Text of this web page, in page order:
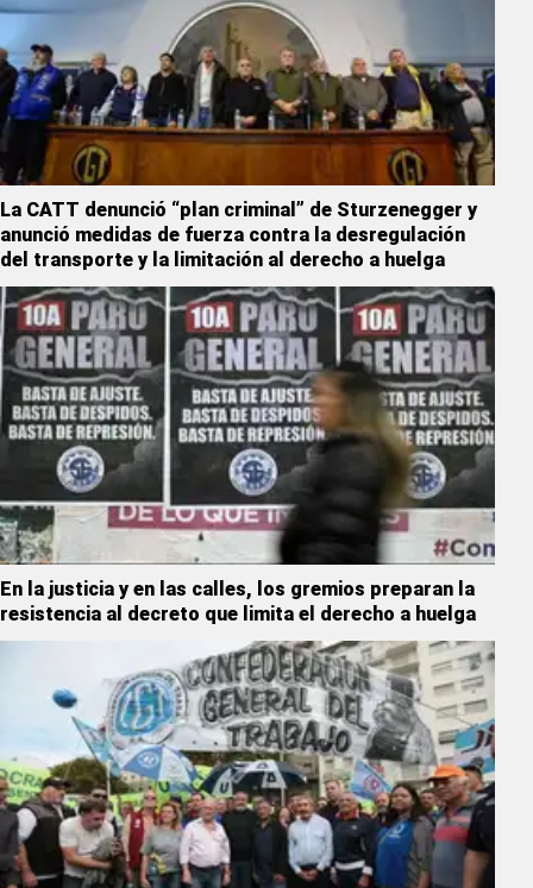
La CATT denunció “plan criminal” de Sturzenegger y
anunció medidas de fuerza contra la desregulación
del transporte y la limitación al derecho a huelga
En la justicia y en las calles, los gremios preparan la
resistencia al decreto que limita el derecho a huelga